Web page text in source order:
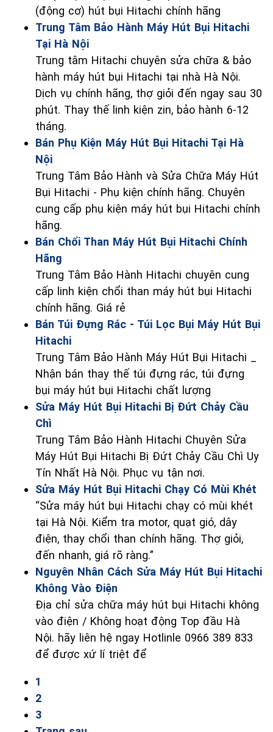
(động cơ) hút bụi Hitachi chính hãng
Trung Tâm Bảo Hành Máy Hút Bụi Hitachi
Tại Hà Nội
Trung tâm Hitachi chuyên sửa chữa & bảo
hành máy hút bụi Hitachi tại nhà Hà Nội.
Dịch vụ chính hãng, thợ giỏi đến ngay sau 30
phút. Thay thế linh kiện zin, bảo hành 6-12
tháng.
Bán Phụ Kiện Máy Hút Bụi Hitachi Tại Hà
Nội
Trung Tâm Bảo Hành và Sửa Chữa Máy Hút
Bụi Hitachi - Phụ kiện chính hãng. Chuyên
cung cấp phụ kiện máy hút bụi Hitachi chính
hãng.
Bán Chổi Than Máy Hút Bụi Hitachi Chính
Hãng
Trung Tâm Bảo Hành Hitachi chuyên cung
cấp linh kiện chổi than máy hút bụi Hitachi
chính hãng. Giá rẻ
Bán Túi Đựng Rác - Túi Lọc Bụi Máy Hút Bụi
Hitachi
Trung Tâm Bảo Hành Máy Hút Bụi Hitachi _
Nhận bán thay thế túi đựng rác, túi đựng
bụi máy hút bụi Hitachi chất lượng
Sửa Máy Hút Bụi Hitachi Bị Đứt Chảy Cầu
Chì
Trung Tâm Bảo Hành Hitachi Chuyên Sửa
Máy Hút Bụi Hitachi Bị Đứt Chảy Cầu Chì Uy
Tín Nhất Hà Nội. Phục vụ tận nơi.
Sửa Máy Hút Bụi Hitachi Chạy Có Mùi Khét
“Sửa máy hút bụi Hitachi chạy có mùi khét
tại Hà Nội. Kiểm tra motor, quạt gió, dây
điện, thay chổi than chính hãng. Thợ giỏi,
đến nhanh, giá rõ ràng.”
Nguyên Nhân Cách Sửa Máy Hút Bụi Hitachi
Không Vào Điện
Địa chỉ sửa chữa máy hút bụi Hitachi không
vào điện / Không hoạt động Top đầu Hà
Nội. hãy liên hệ ngay Hotlinle 0966 389 833
để được xứ lí triệt để
1
2
3